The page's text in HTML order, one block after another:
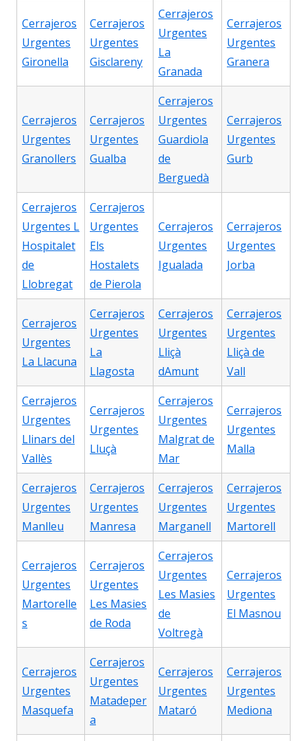
Cerrajeros
Urgentes
Gironella
Cerrajeros
Urgentes
Gisclareny
Cerrajeros
Urgentes
La
Granada
Cerrajeros
Urgentes
Granera
Cerrajeros
Urgentes
Granollers
Cerrajeros
Urgentes
Gualba
Cerrajeros
Urgentes
Guardiola
de
Berguedà
Cerrajeros
Urgentes
Gurb
Cerrajeros
Urgentes L
Hospitalet
de
Llobregat
Cerrajeros
Urgentes
Els
Hostalets
de Pierola
Cerrajeros
Urgentes
Igualada
Cerrajeros
Urgentes
Jorba
Cerrajeros
Urgentes
La Llacuna
Cerrajeros
Urgentes
La
Llagosta
Cerrajeros
Urgentes
Lliçà
dAmunt
Cerrajeros
Urgentes
Lliçà de
Vall
Cerrajeros
Urgentes
Llinars del
Vallès
Cerrajeros
Urgentes
Lluçà
Cerrajeros
Urgentes
Malgrat de
Mar
Cerrajeros
Urgentes
Malla
Cerrajeros
Urgentes
Manlleu
Cerrajeros
Urgentes
Manresa
Cerrajeros
Urgentes
Marganell
Cerrajeros
Urgentes
Martorell
Cerrajeros
Urgentes
Martorelle
s
Cerrajeros
Urgentes
Les Masies
de Roda
Cerrajeros
Urgentes
Les Masies
de
Voltregà
Cerrajeros
Urgentes
El Masnou
Cerrajeros
Urgentes
Masquefa
Cerrajeros
Urgentes
Matadeper
a
Cerrajeros
Urgentes
Mataró
Cerrajeros
Urgentes
Mediona